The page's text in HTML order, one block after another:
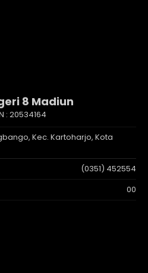
8 Madiun
: 20534164
Kec. Kartoharjo, Kota
(0351) 452554
00